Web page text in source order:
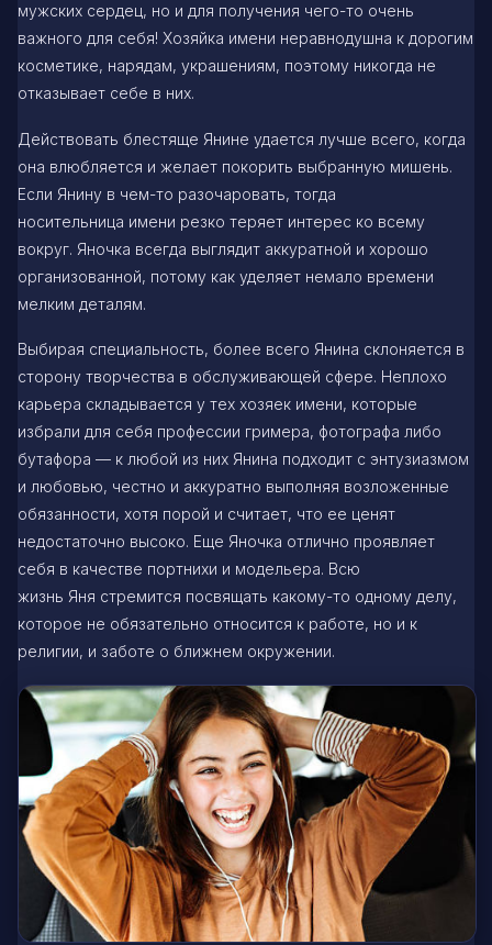
мужских сердец, но и для получения чего-то очень
важного для себя! Хозяйка имени неравнодушна к дорогим
косметике, нарядам, украшениям, поэтому никогда не
отказывает себе в них.
Действовать блестяще Янине удается лучше всего, когда
она влюбляется и желает покорить выбранную мишень.
Если Янину в чем-то разочаровать, тогда
носительница имени резко теряет интерес ко всему
вокруг. Яночка всегда выглядит аккуратной и хорошо
организованной, потому как уделяет немало времени
мелким деталям.
Выбирая специальность, более всего Янина склоняется в
сторону творчества в обслуживающей сфере. Неплохо
карьера складывается у тех хозяек имени, которые
избрали для себя профессии гримера, фотографа либо
бутафора — к любой из них Янина подходит с энтузиазмом
и любовью, честно и аккуратно выполняя возложенные
обязанности, хотя порой и считает, что ее ценят
недостаточно высоко. Еще Яночка отлично проявляет
себя в качестве портнихи и модельера. Всю
жизнь Яня стремится посвящать какому-то одному делу,
которое не обязательно относится к работе, но и к
религии, и заботе о ближнем окружении.